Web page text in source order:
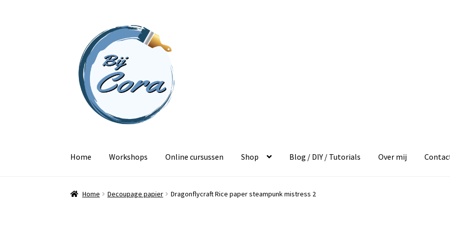
naar
navigatie
inhoud
Home Workshops Online cursussen Shop Blog / DIY / Tutorials Over mij
Home Decoupage papier Dragonflycraft Rice paper steampunk mistress 2